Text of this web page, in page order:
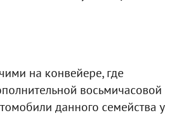
на конвейере, где
восьмичасовой
данного семейства у